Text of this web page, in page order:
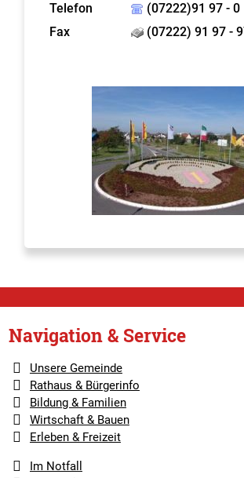
Telefon
(07222)91 97 - 0
Fax
(07222) 91 97 -
Navigation & Service
Unsere Gemeinde
Rathaus & Bürgerinfo
Bildung & Familien
Wirtschaft & Bauen
Erleben & Freizeit
Im Notfall